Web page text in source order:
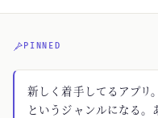
PINNED
新しく着手してるアプ
というジャンルになる